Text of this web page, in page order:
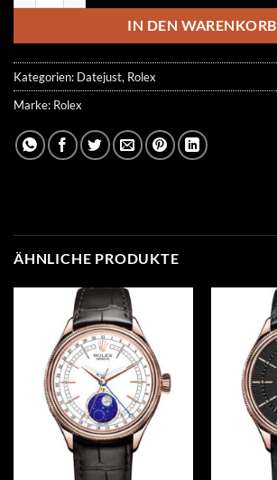
499.00 €249.00 €.
IN DEN WARENKORB
Kategorien: Datejust, Rolex
Marke: Rolex
ÄHNLICHE PRODUKTE